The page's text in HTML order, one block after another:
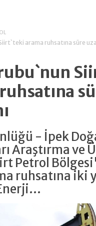
arama ruhsatına süre
- İpek
Araştırma ve
Petrol
ruhsatına iki